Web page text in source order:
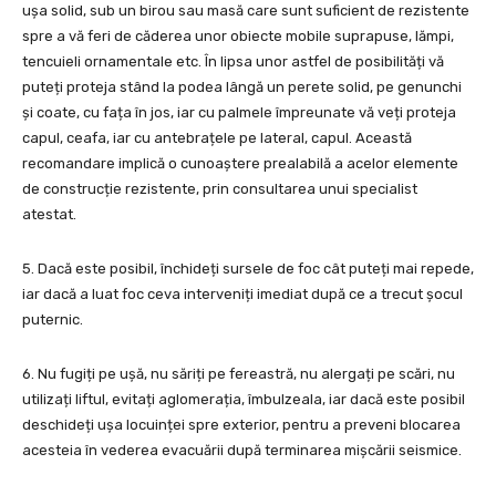
ușa solid, sub un birou sau masă care sunt suficient de rezistente
spre a vă feri de căderea unor obiecte mobile suprapuse, lămpi,
tencuieli ornamentale etc. În lipsa unor astfel de posibilități vă
puteți proteja stând la podea lângă un perete solid, pe genunchi
și coate, cu fața în jos, iar cu palmele împreunate vă veți proteja
capul, ceafa, iar cu antebrațele pe lateral, capul. Această
recomandare implică o cunoaștere prealabilă a acelor elemente
de construcție rezistente, prin consultarea unui specialist
atestat.
5. Dacă este posibil, închideți sursele de foc cât puteți mai repede,
iar dacă a luat foc ceva interveniți imediat după ce a trecut șocul
puternic.
6. Nu fugiți pe ușă, nu săriți pe fereastră, nu alergați pe scări, nu
utilizați liftul, evitați aglomerația, îmbulzeala, iar dacă este posibil
deschideți ușa locuinței spre exterior, pentru a preveni blocarea
acesteia în vederea evacuării după terminarea mișcării seismice.